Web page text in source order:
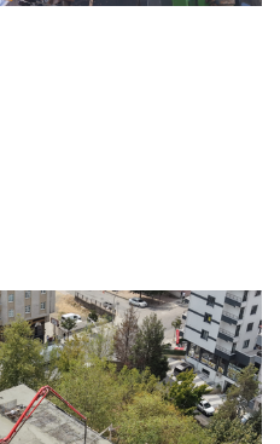
Aile Sağlı..